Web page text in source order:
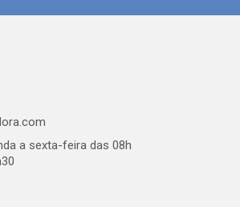
a sexta-feira das 08h